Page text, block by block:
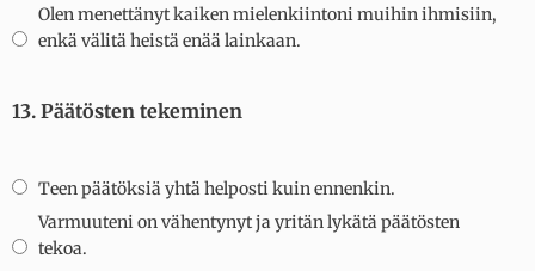
Olen menettänyt kaiken mielenkiintoni muihin ihmisiin,
enkä välitä heistä enää lainkaan.
13. Päätösten tekeminen
Teen päätöksiä yhtä helposti kuin ennenkin.
Varmuuteni on vähentynyt ja yritän lykätä päätösten
tekoa.